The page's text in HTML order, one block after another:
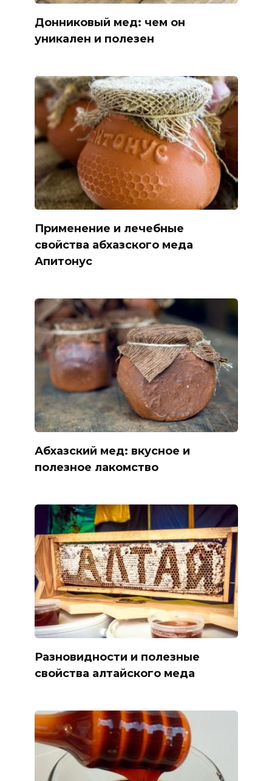
Донниковый мед: чем он
уникален и полезен
Применение и лечебные
свойства абхазского меда
Апитонус
Абхазский мед: вкусное и
полезное лакомство
Разновидности и полезные
свойства алтайского меда